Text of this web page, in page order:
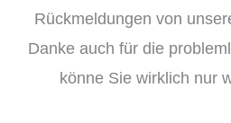
Rückmeldungen von
Danke auch für die
könne Sie wirklich nur